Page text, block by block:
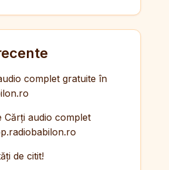
complet gratuite în
Cărți audio complet
de citit!